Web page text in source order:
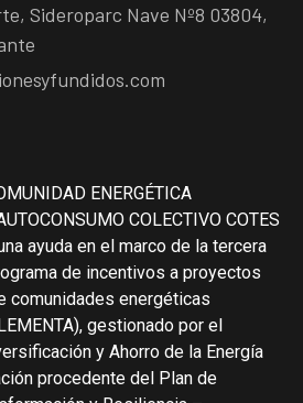
Sideroparc Nave Nº8 03804,
ENERGÉTICA
COLECTIVO COTES
ayuda en el marco de la tercera
de incentivos a proyectos
comunidades energéticas
gestionado por el
y Ahorro de la Energía
procedente del Plan de